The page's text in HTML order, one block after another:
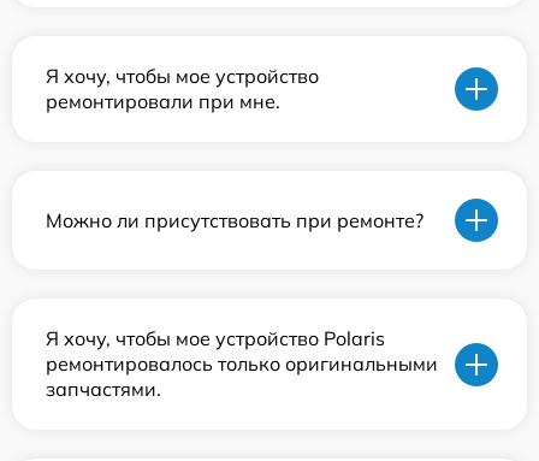
Я хочу, чтобы мое устройство
ремонтировали при мне.
Можно ли присутствовать при ремонте?
Я хочу, чтобы мое устройство Polaris
ремонтировалось только оригинальными
запчастями.